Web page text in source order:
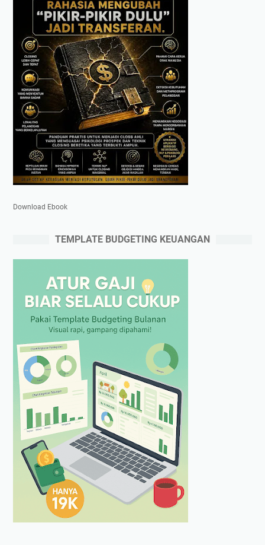
Download Ebook
TEMPLATE BUDGETING KEUANGAN